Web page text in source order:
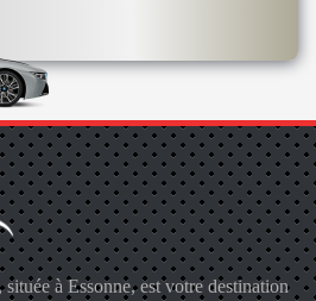
, située à Essonne, est votre destination